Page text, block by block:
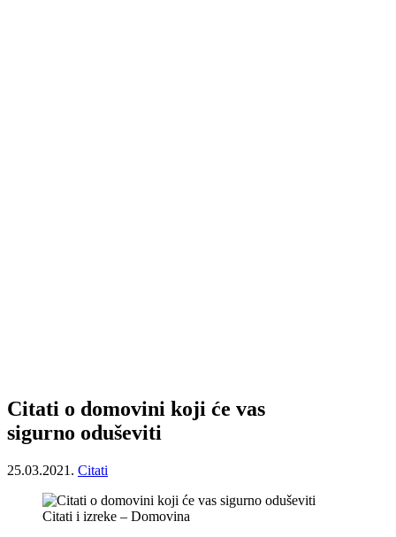
Citati o domovini koji će vas
sigurno oduševiti
25.03.2021. Citati
Citati i izreke – Domovina